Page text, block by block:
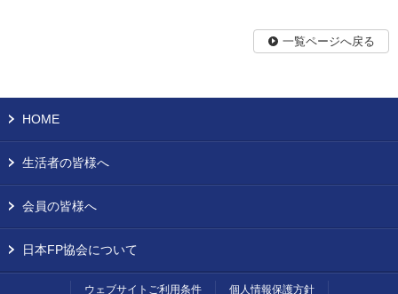
一覧ページへ戻る
HOME
生活者の皆様へ
会員の皆様へ
日本FP協会について
ウェブサイトご利用条件 個人情報保護方針